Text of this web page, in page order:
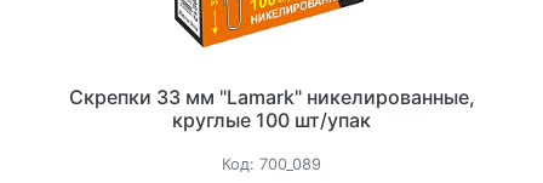
Скрепки 33 мм "Lamark" никелированные,
круглые 100 шт/упак
Код: 700_089